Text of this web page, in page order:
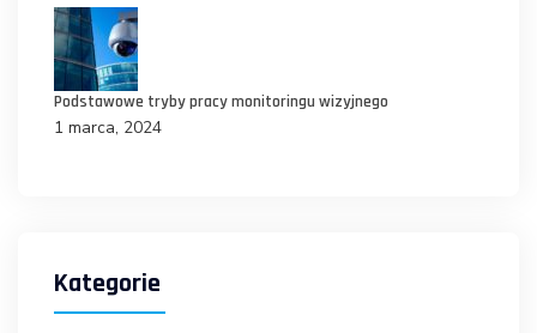
Podstawowe tryby pracy monitoringu wizyjnego
1 marca, 2024
Kategorie